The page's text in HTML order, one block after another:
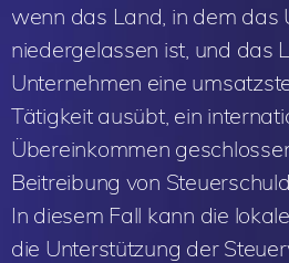
wenn das Land, in dem das
niedergelassen ist, und das
Unternehmen eine
Tätigkeit ausübt, ein
Übereinkommen
Beitreibung von
In diesem Fall kann die
die Unterstützung der